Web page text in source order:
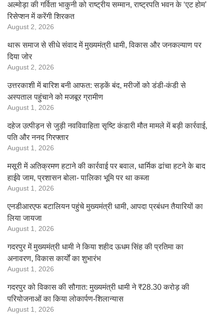
अल्मोड़ा की गर्विता भाकुनी को राष्ट्रीय सम्मान, राष्ट्रपति भवन के ‘एट होम’
रिसेप्शन में करेंगी शिरकत
August 2, 2026
थारू समाज से सीधे संवाद में मुख्यमंत्री धामी, विकास और जनकल्याण पर
दिया जोर
August 2, 2026
उत्तरकाशी में बारिश बनी आफत: सड़कें बंद, मरीजों को डंडी-कंडी से
अस्पताल पहुंचाने को मजबूर ग्रामीण
August 1, 2026
दहेज उत्पीड़न से जुड़ी नवविवाहिता सृष्टि कंडारी मौत मामले में बड़ी कार्रवाई,
पति और ननद गिरफ्तार
August 1, 2026
मसूरी में अतिक्रमण हटाने की कार्रवाई पर बवाल, धार्मिक ढांचा हटने के बाद
हाईवे जाम, प्रशासन बोला- पालिका भूमि पर था कब्जा
August 1, 2026
एनडीआरएफ बटालियन पहुंचे मुख्यमंत्री धामी, आपदा प्रबंधन तैयारियों का
लिया जायजा
August 1, 2026
गदरपुर में मुख्यमंत्री धामी ने किया शहीद ऊधम सिंह की प्रतिमा का
अनावरण, विकास कार्यों का शुभारंभ
August 1, 2026
गदरपुर को विकास की सौगात: मुख्यमंत्री धामी ने ₹28.30 करोड़ की
परियोजनाओं का किया लोकार्पण-शिलान्यास
August 1, 2026